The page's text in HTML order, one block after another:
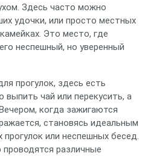
Здесь часто можно
удочки, или просто местных
Это место, где
неспешный, но уверенный
прогулок, здесь есть
чай или перекусить, а
когда зажигаются
становясь идеальным
или неспешных бесед.
различные